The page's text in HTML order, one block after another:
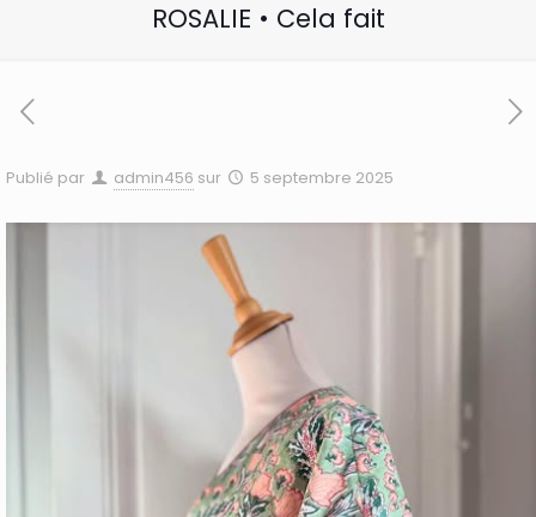
ROSALIE • Cela fait
Publié par admin456 sur 5 septembre 2025